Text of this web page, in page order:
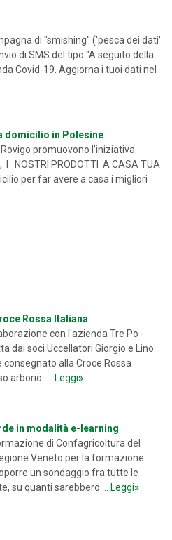
di "smishing" ('pesca dei dati'
di SMS del tipo "A seguito della
Covid-19. Aggiorna i tuoi dati nel
domicilio in Polesine
promuovono l’iniziativa
I NOSTRI PRODOTTI A CASA TUA
per far avere a casa i migliori
Rossa Italiana
con l'azienda Tre Po -
dai soci Uccellatori Giorgio e Lino
alla Croce Rossa
arborio. ...
Leggi»
in modalità e-learning
di Confagricoltura del
Veneto per la formazione
un sondaggio fra tutte le
su quanti sarebbero ...
Leggi»